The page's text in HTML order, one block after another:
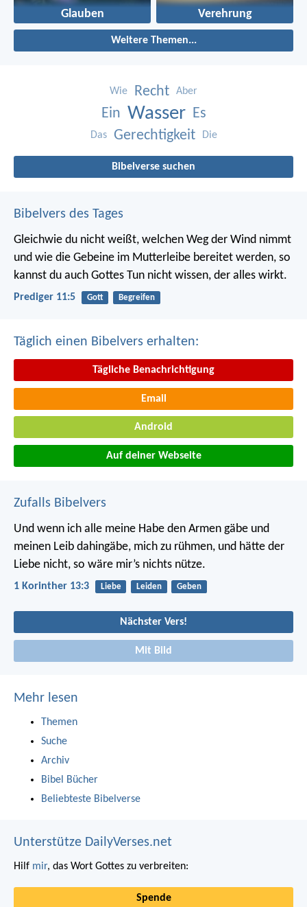
Glauben Verehrung
Weitere Themen...
Wie Recht Aber
Ein Wasser Es
Das Gerechtigkeit Die
Bibelverse suchen
Bibelvers des Tages
Gleichwie du nicht weißt, welchen Weg der Wind nimmt
und wie die Gebeine im Mutterleibe bereitet werden, so
kannst du auch Gottes Tun nicht wissen, der alles wirkt.
Prediger 11:5 Gott Begreifen
Täglich einen Bibelvers erhalten:
Tägliche Benachrichtigung
Email
Android
Auf deiner Webseite
Zufalls Bibelvers
Und wenn ich alle meine Habe den Armen gäbe und
meinen Leib dahingäbe, mich zu rühmen, und hätte der
Liebe nicht, so wäre mir’s nichts nütze.
1 Korinther 13:3 Liebe Leiden Geben
Nächster Vers!
Mit Bild
Mehr lesen
Themen
Suche
Archiv
Bibel Bücher
Beliebteste Bibelverse
Unterstütze DailyVerses.net
Hilf mir, das Wort Gottes zu verbreiten:
Spende